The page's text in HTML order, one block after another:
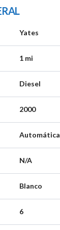
Yates
1 mi
Diesel
2000
Automática
N/A
Blanco
6